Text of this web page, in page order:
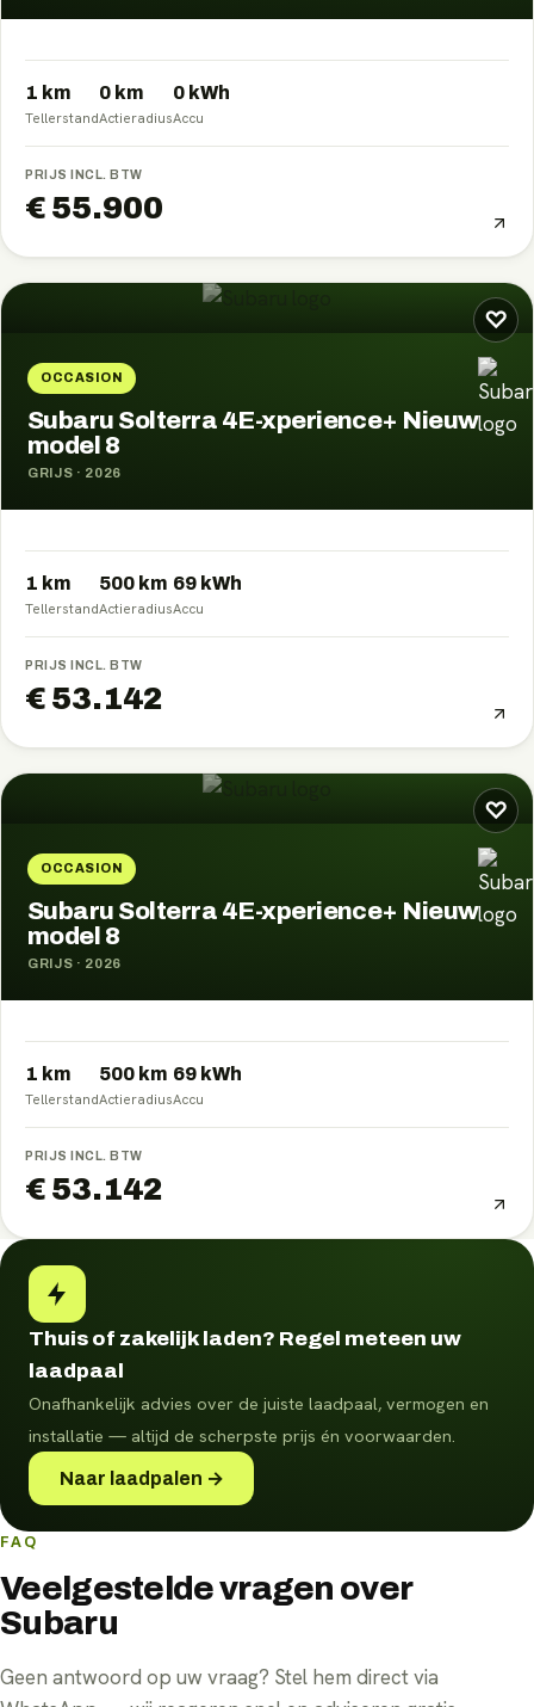
1 km
Tellerstand
0 km
Actieradius
0 kWh
Accu
PRIJS INCL. BTW
€ 55.900
♡
OCCASION
Subaru Solterra 4E-xperience+ Nieuw
model 8
GRIJS · 2026
1 km
Tellerstand
500 km
Actieradius
69 kWh
Accu
PRIJS INCL. BTW
€ 53.142
♡
OCCASION
Subaru Solterra 4E-xperience+ Nieuw
model 8
GRIJS · 2026
1 km
Tellerstand
500 km
Actieradius
69 kWh
Accu
PRIJS INCL. BTW
€ 53.142
Thuis of zakelijk laden? Regel meteen uw
laadpaal
Onafhankelijk advies over de juiste laadpaal, vermogen en
installatie — altijd de scherpste prijs én voorwaarden.
Naar laadpalen →
FAQ
Veelgestelde vragen over
Subaru
Geen antwoord op uw vraag? Stel hem direct via